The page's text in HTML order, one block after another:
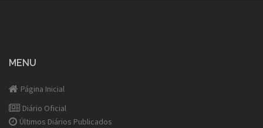
MENU
Página Inicial
Diário Oficial
Últimos Diários Publicados